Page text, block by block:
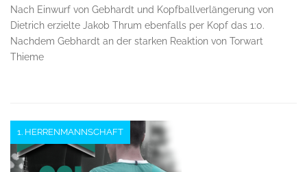
Nach Einwurf von Gebhardt und Kopfballverlängerung von
Dietrich erzielte Jakob Thrum ebenfalls per Kopf das 1:0.
Nachdem Gebhardt an der starken Reaktion von Torwart
Thieme
1. HERRENMANNSCHAFT